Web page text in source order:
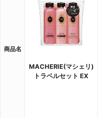
商品名
MACHERIE(マシェリ)
トラベルセット EX